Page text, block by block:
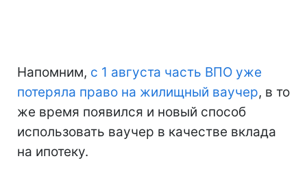
Напомним, с 1 августа часть ВПО уже
потеряла право на жилищный ваучер, в то
же время появился и новый способ
использовать ваучер в качестве вклада
на ипотеку.